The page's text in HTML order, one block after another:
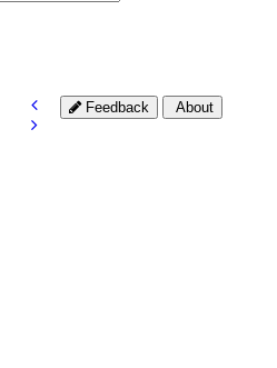
Feedback About